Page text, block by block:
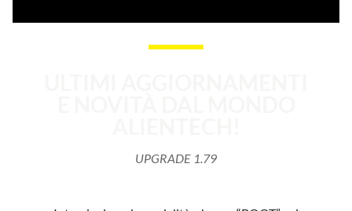
UPGRADE 1.79